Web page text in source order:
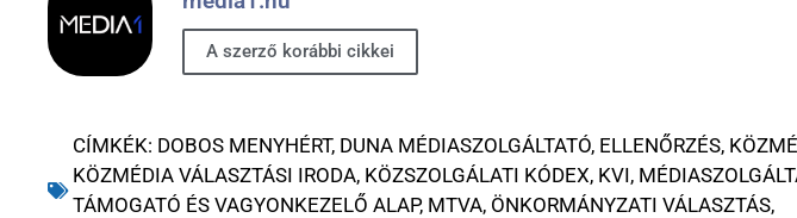
A szerző korábbi cikkei
CÍMKÉK: DOBOS MENYHÉRT, DUNA MÉDIASZOLGÁLTATÓ, ELLENŐRZÉS,
KÖZMÉDIA VÁLASZTÁSI IRODA, KÖZSZOLGÁLATI KÓDEX, KVI,
TÁMOGATÓ ÉS VAGYONKEZELŐ ALAP, MTVA, ÖNKORMÁNYZATI VÁLASZTÁS,